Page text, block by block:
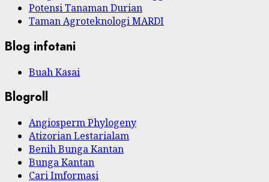
Potensi Tanaman Durian
Taman Agroteknologi MARDI
Blog infotani
Buah Kasai
Blogroll
Angiosperm Phylogeny
Atizorian Lestarialam
Benih Bunga Kantan
Bunga Kantan
Cari Imformasi